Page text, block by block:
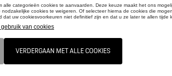
accessoire zoeker raadplegen.
door op deze link te klikken verlaat u de online shop en
Porsche